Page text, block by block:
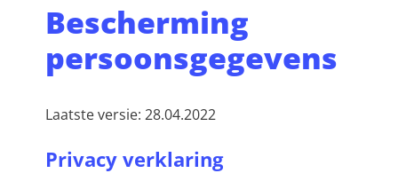
Bescherming
persoonsgegevens
Laatste versie: 28.04.2022
Privacy verklaring